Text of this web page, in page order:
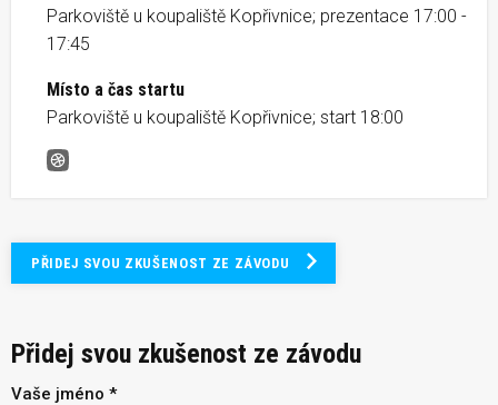
Parkoviště u koupaliště Kopřivnice; prezentace 17:00 -
17:45
Místo a čas startu
Parkoviště u koupaliště Kopřivnice; start 18:00
Běh na Červený Kámen
PŘIDEJ SVOU ZKUŠENOST ZE ZÁVODU
Přidej svou zkušenost ze závodu
Vaše jméno *